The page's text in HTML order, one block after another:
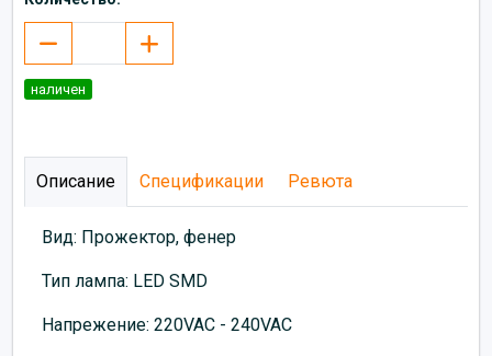
наличен
Описание Спецификации Ревюта
Вид: Прожектор, фенер
Тип лампа: LED SMD
Напрежение: 220VAC - 240VAC